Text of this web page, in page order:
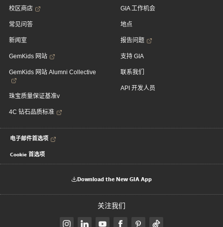
校区商店
常见问答
新闻室
GemKids 网站
GemKids 网站 Alumni Collective
珠宝质量保证基准v
4C 钻石品质标准
GIA 工作机会
地点
报告问题
支持 GIA
联系我们
API 开发人员
电子邮件首选项
Cookie 首选项
Download the New GIA App
关注我们